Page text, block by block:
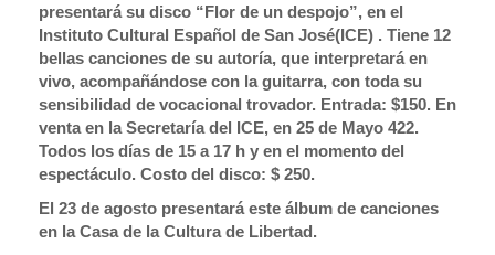
presentará su disco “Flor de un despojo”, en el
Instituto Cultural Español de San José(ICE) . Tiene 12
bellas canciones de su autoría, que interpretará en
vivo, acompañándose con la guitarra, con toda su
sensibilidad de vocacional trovador. Entrada: $150. En
venta en la Secretaría del ICE, en 25 de Mayo 422.
Todos los días de 15 a 17 h y en el momento del
espectáculo. Costo del disco: $ 250.
El 23 de agosto presentará este álbum de canciones
en la Casa de la Cultura de Libertad.